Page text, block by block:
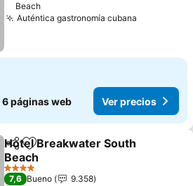
Beach
Auténtica gastronomía cubana
6 páginas web Ver precios
CompartirAñadir a favoritos
Hotel Breakwater South
Beach
4 Estrellas
7,6 Bueno
9.358